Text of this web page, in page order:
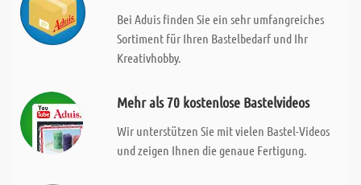
Bei Aduis finden Sie ein sehr umfangreiches
Sortiment für Ihren Bastelbedarf und Ihr
Kreativhobby.
Mehr als 70 kostenlose Bastelvideos
Wir unterstützen Sie mit vielen Bastel-Videos
und zeigen Ihnen die genaue Fertigung.